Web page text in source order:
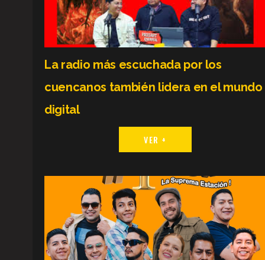
La radio más escuchada por los
cuencanos también lidera en el mundo
digital
VER +